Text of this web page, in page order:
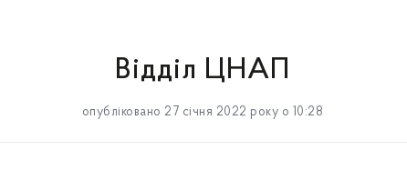
Відділ ЦНАП
опубліковано 27 січня 2022 року о 10:28